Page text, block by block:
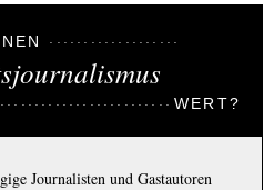
WERT?
Journalisten und Gastautoren